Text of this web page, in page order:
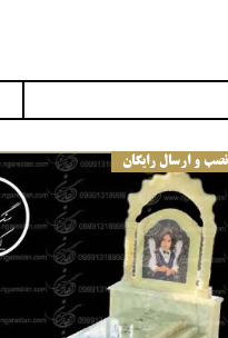
نصب و ارسال رایگان